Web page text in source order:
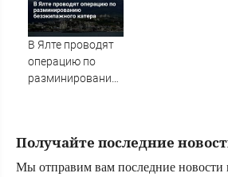
видео с БПЛА –
Новости Твери и
городов Тверской
В Ялте проводят
операцию по
разминированию
Получайте последние
Мы отправим вам последние новости